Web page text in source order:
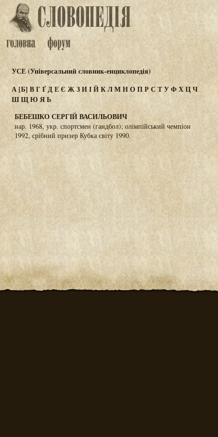
УСЕ (Універсальний словник-енциклопедія)
А[Б] ВГҐДЕЄ ЖЗИІЙКЛМНОПР СТУФХЦЧ
ШЩЮЯЬ
БЕБЕШКО СЕРГІЙ ВАСИЛЬОВИЧ
нар. 1968, укр. спортсмен (гандбол); олімпійський чемпіон
1992, срібний призер Кубка світу 1990.